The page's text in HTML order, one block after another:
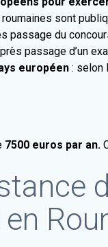
sont
passage du
passage d’un
européen : selon
7500 euros par an.